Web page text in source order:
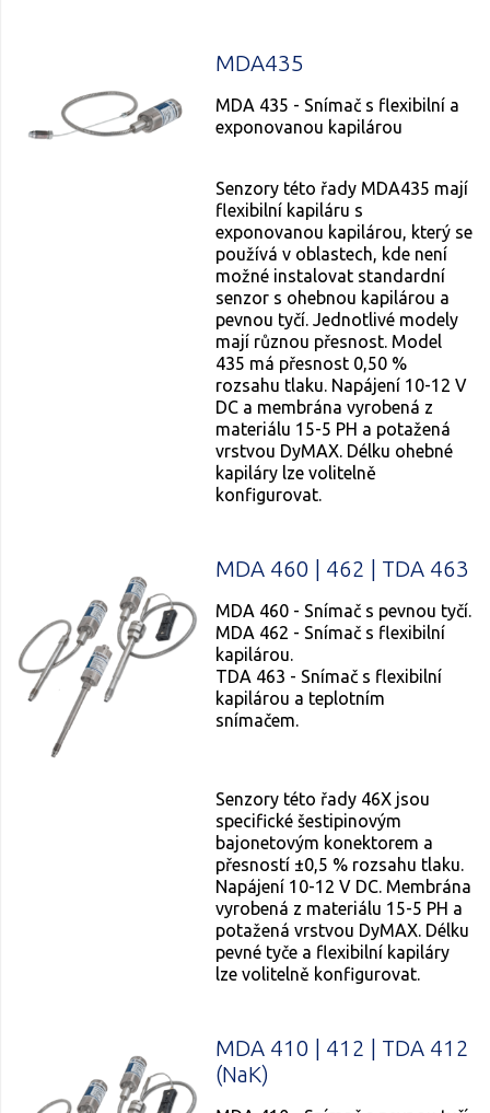
MDA435
MDA 435 - Snímač s flexibilní a
exponovanou kapilárou
Senzory této řady MDA435 mají
flexibilní kapiláru s
exponovanou kapilárou, který se
používá v oblastech, kde není
možné instalovat standardní
senzor s ohebnou kapilárou a
pevnou tyčí. Jednotlivé modely
mají různou přesnost. Model
435 má přesnost 0,50 %
rozsahu tlaku. Napájení 10-12 V
DC a membrána vyrobená z
materiálu 15-5 PH a potažená
vrstvou DyMAX. Délku ohebné
kapiláry lze volitelně
konfigurovat.
MDA 460 | 462 | TDA 463
MDA 460 - Snímač s pevnou tyčí.
MDA 462 - Snímač s flexibilní
kapilárou.
TDA 463 - Snímač s flexibilní
kapilárou a teplotním
snímačem.
Senzory této řady 46X jsou
specifické šestipinovým
bajonetovým konektorem a
přesností ±0,5 % rozsahu tlaku.
Napájení 10-12 V DC. Membrána
vyrobená z materiálu 15-5 PH a
potažená vrstvou DyMAX. Délku
pevné tyče a flexibilní kapiláry
lze volitelně konfigurovat.
MDA 410 | 412 | TDA 412
(NaK)